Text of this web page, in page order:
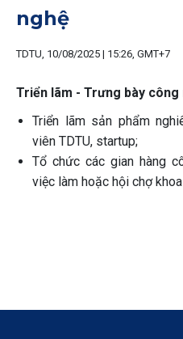
nghệ
TDTU, 10/08/2025 | 15:26, GMT+7
Triển lãm - Trưng bày công
Triển lãm sản phẩm
viên TDTU, startup;
Tổ chức các gian hàng
việc làm hoặc hội chợ